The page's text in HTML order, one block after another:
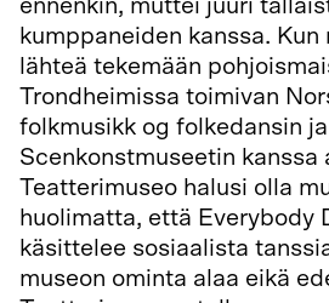
ennenkin, muttei juuri
kumppaneiden kanssa.
lähteä tekemään
Trondheimissa toimivan
folkmusikk og folkedansin
Scenkonstmuseetin kanssa
Teatterimuseo halusi olla
huolimatta, että Everybody
käsittelee sosiaalista
museon ominta alaa eikä